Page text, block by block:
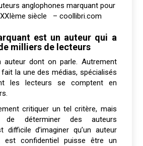
anglophones marquant pour
siècle – coollibri.com
est un auteur qui a
milliers de lecteurs
auteur dont on parle. Autrement
la une des médias, spécialisés
les lecteurs se comptent en
critiquer un tel critère, mais
de déterminer des auteurs
difficile d’imaginer qu’un auteur
confidentiel puisse être un